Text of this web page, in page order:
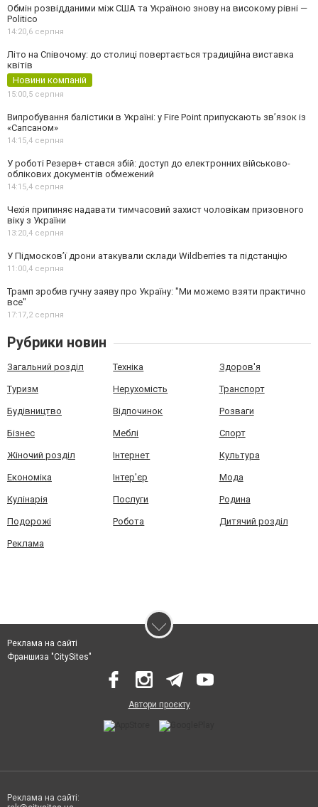
Обмін розвідданими між США та Україною знову на високому рівні —
Politico
14:20,6 серпня
Літо на Співочому: до столиці повертається традиційна виставка
квітів
Новини компаній
15:00,5 серпня
Випробування балістики в Україні: у Fire Point припускають зв’язок із
«Сапсаном»
14:15,4 серпня
У роботі Резерв+ стався збій: доступ до електронних військово-
облікових документів обмежений
14:15,4 серпня
Чехія припиняє надавати тимчасовий захист чоловікам призовного
віку з України
13:20,4 серпня
У Підмосков’ї дрони атакували склади Wildberries та підстанцію
11:00,4 серпня
Трамп зробив гучну заяву про Україну: "Ми можемо взяти практично
все"
17:17,2 серпня
Рубрики новин
Загальний розділ Техніка Здоров'я
Туризм Нерухомість Транспорт
Будівництво Відпочинок Розваги
Бізнес Меблі Спорт
Жіночий розділ Інтернет Культура
Економіка Інтер'єр Мода
Кулінарія Послуги Родина
Подорожі Робота Дитячий розділ
Реклама
Реклама на сайті
Франшиза "CitySites"
Автори проєкту
Реклама на сайті: